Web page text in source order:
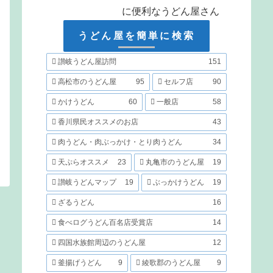
に便利なうどん屋さん
うどん屋を簡単に検索
讃岐うどん屋訪問 151
高松市のうどん屋 95 セルフ店 90
かけうどん 60 一般店 58
香川県民オススメのお店 43
肉うどん・肉ぶっかけ・とり肉うどん 34
天ぷらオススメ 23 丸亀市のうどん屋 19
讃岐うどんマップ 19 ぶっかけうどん 19
ざるうどん 16
食べログうどん百名店受賞店 14
四国水族館周辺のうどん屋 12
釜揚げうどん 9 綾歌郡のうどん屋 9